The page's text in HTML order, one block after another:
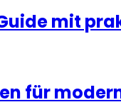
mit
für